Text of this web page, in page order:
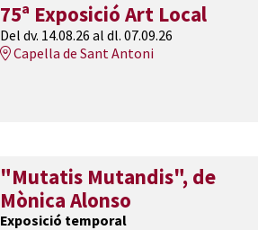
75ª Exposició Art Local
Del dv. 14.08.26 al dl. 07.09.26
Capella de Sant Antoni
"Mutatis Mutandis", de
Mònica Alonso
Exposició temporal